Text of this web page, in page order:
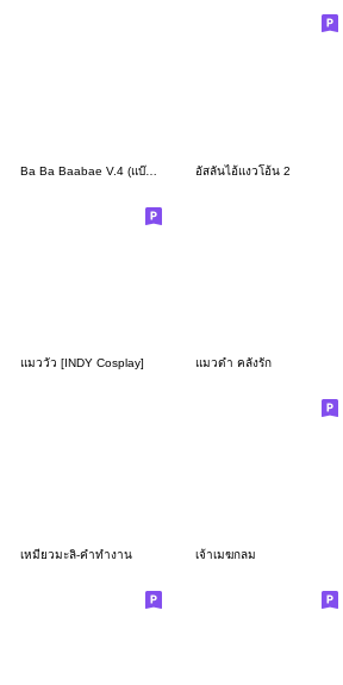
Ba Ba Baabae V.4 (แบ๊ะเงินเดือน) อัสลันไอ้แงวโอ้น 2
แมววัว [INDY Cosplay] แมวดำ คลั่งรัก
เหมียวมะลิ-คำทำงาน เจ้าเมฆกลม